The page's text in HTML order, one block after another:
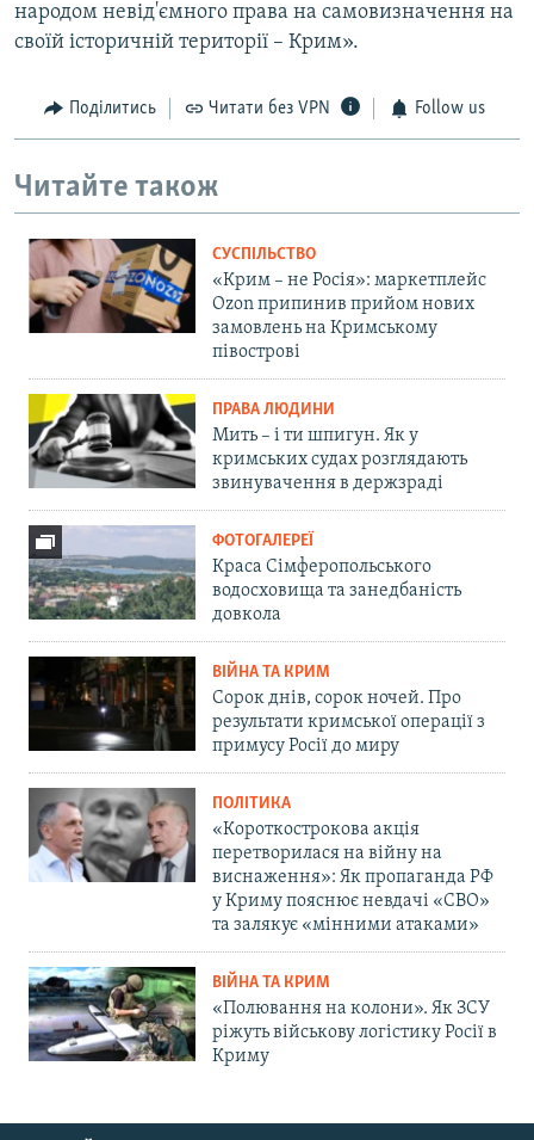
народом невід'ємного права на самовизначення на
своїй історичній території – Крим».
Поділитись Читати без VPN Follow us
Читайте також
СУСПІЛЬСТВО
«Крим – не Росія»: маркетплейс
Ozon припинив прийом нових
замовлень на Кримському
півострові
ПРАВА ЛЮДИНИ
Мить – і ти шпигун. Як у
кримських судах розглядають
звинувачення в держзраді
ФОТОГАЛЕРЕЇ
Краса Сімферопольського
водосховища та занедбаність
довкола
ВІЙНА ТА КРИМ
Сорок днів, сорок ночей. Про
результати кримської операції з
примусу Росії до миру
ПОЛІТИКА
«Короткострокова акція
перетворилася на війну на
виснаження»: Як пропаганда РФ
у Криму пояснює невдачі «СВО»
та залякує «мінними атаками»
ВІЙНА ТА КРИМ
«Полювання на колони». Як ЗСУ
ріжуть військову логістику Росії в
Криму